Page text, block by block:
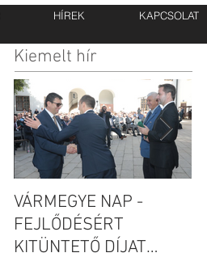
HÍREK KAPCSOLAT
Kiemelt hír
VÁRMEGYE NAP -
FEJLŐDÉSÉRT
KITÜNTETŐ DÍJAT